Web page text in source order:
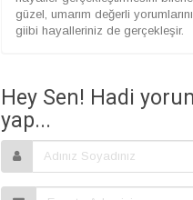
güzel, umarım değerli
giibi hayalleriniz de gerçekleşir.
Hey Sen! Hadi
yap...